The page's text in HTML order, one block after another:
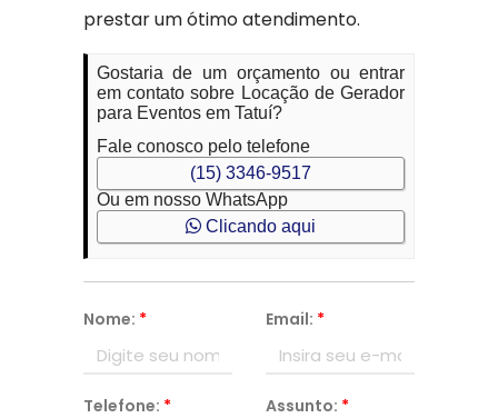
prestar um ótimo atendimento.
Gostaria de um orçamento ou entrar
em contato sobre Locação de Gerador
para Eventos em Tatuí?
Fale conosco pelo telefone
(15) 3346-9517
Ou em nosso WhatsApp
Clicando aqui
Nome: * Email: *
Telefone: * Assunto: *